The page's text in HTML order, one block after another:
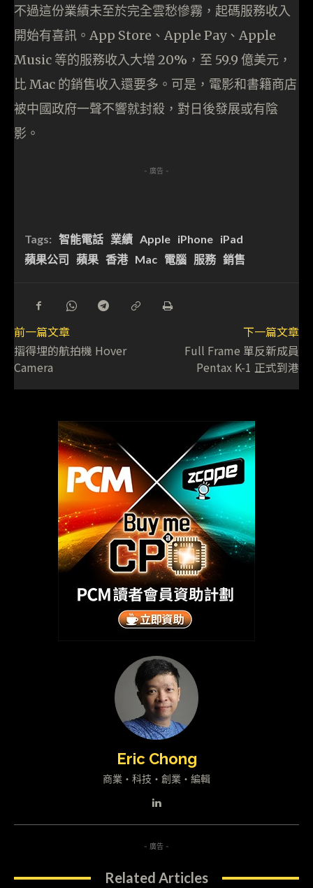
不過這份業績未至於完全雲愁慘霧，起碼服務收入
開始有喜訊。App Store、Apple Pay、Apple
Music 等的服務收入大增 20%，至 59.9 億美元，
比 Mac 的銷售收入還要多。可是，電影和書籍商店
被中國政府一聲不響就封殺，對日後發展或有陰
影。
- 廣告 -
Tags: 智能電話 業績 Apple iPhone iPad
蘋果公司
蘋果 香港 Mac 電腦 服務 銷售
前一篇文章
摺得埋的航拍機 Hover
Camera
下一篇文章
Full Frame 單反新成員
Pentax K-1 正式到港
Eric Chong
商業・科技・創業・編輯
- 廣告 -
Related Articles